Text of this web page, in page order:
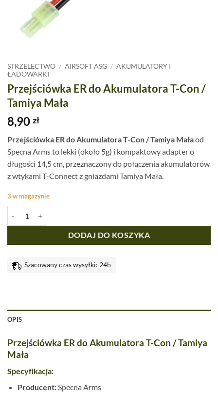
STRZELECTWO / AIRSOFT ASG / AKUMULATORY I
ŁADOWARKI
Przejściówka ER do Akumulatora T-Con /
Tamiya Mała
8,90 zł
Przejściówka ER do Akumulatora T-Con / Tamiya Małaod
Specna Arms to lekki (około 5g) i kompaktowy adapter o
długości 14,5 cm, przeznaczony do połączenia akumulatorów
z wtykami T-Connect z gniazdami Tamiya Mała.
3 w magazynie
DODAJ DO KOSZYKA
Szacowany czas wysyłki: 24h
OPIS
Przejściówka ER do Akumulatora T-Con / Tamiya
Mała
Specyfikacja:
Producent:Specna Arms